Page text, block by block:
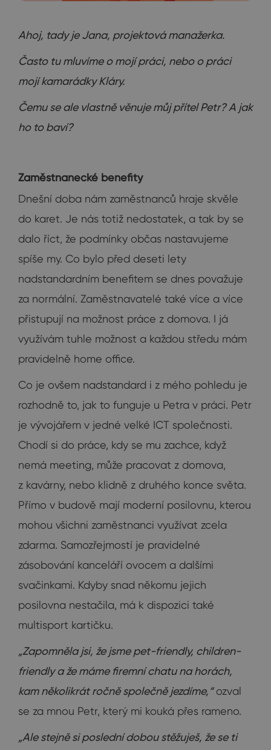
Ahoj, tady je Jana, projektová manažerka.
Často tu mluvíme o mojí práci, nebo o práci
mojí kamarádky Kláry.
Čemu se ale vlastně věnuje můj přítel Petr? A jak
ho to baví?
Zaměstnanecké benefity
Dnešní doba nám zaměstnanců hraje skvěle
do karet. Je nás totiž nedostatek, a tak by se
dalo říct, že podmínky občas nastavujeme
spíše my. Co bylo před deseti lety
nadstandardním benefitem se dnes považuje
za normální. Zaměstnavatelé také více a více
přistupují na možnost práce z domova. I já
využívám tuhle možnost a každou středu mám
pravidelně home office.
Co je ovšem nadstandard i z mého pohledu je
rozhodně to, jak to funguje u Petra v práci. Petr
je vývojářem v jedné velké ICT společnosti.
Chodí si do práce, kdy se mu zachce, když
nemá meeting, může pracovat z domova,
z kavárny, nebo klidně z druhého konce světa.
Přímo v budově mají moderní posilovnu, kterou
mohou všichni zaměstnanci využívat zcela
zdarma. Samozřejmostí je pravidelné
zásobování kanceláří ovocem a dalšími
svačinkami. Kdyby snad někomu jejich
posilovna nestačila, má k dispozici také
multisport kartičku.
„Zapomněla jsi, že jsme pet-friendly, children-
friendly a že máme firemní chatu na horách,
kam několikrát ročně společně jezdíme,“ozval
se za mnou Petr, který mi kouká přes rameno.
„Ale stejně si poslední dobou stěžuješ, že se ti